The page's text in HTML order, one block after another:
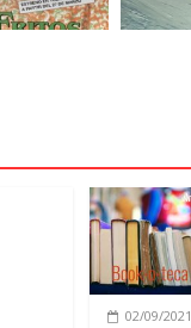
02/09/2021